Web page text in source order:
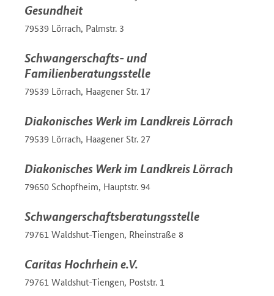
Gesundheit
79539 Lörrach, Palmstr. 3
Schwangerschafts- und
Familienberatungsstelle
79539 Lörrach, Haagener Str. 17
Diakonisches Werk im Landkreis Lörrach
79539 Lörrach, Haagener Str. 27
Diakonisches Werk im Landkreis Lörrach
79650 Schopfheim, Hauptstr. 94
Schwangerschaftsberatungsstelle
79761 Waldshut-Tiengen, Rheinstraße 8
Caritas Hochrhein e.V.
79761 Waldshut-Tiengen, Poststr. 1